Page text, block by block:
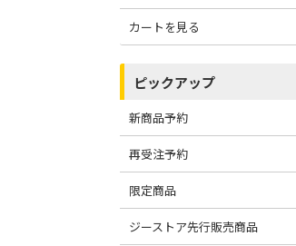
カートを見る
ピックアップ
新商品予約
再受注予約
限定商品
ジーストア先行販売商品